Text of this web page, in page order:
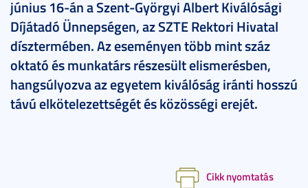
június 16-án a Szent-Györgyi Albert Kiválósági
Díjátadó Ünnepségen, az SZTE Rektori Hivatal
dísztermében. Az eseményen több mint száz
oktató és munkatárs részesült elismerésben,
hangsúlyozva az egyetem kiválóság iránti hosszú
távú elkötelezettségét és közösségi erejét.
Cikk nyomtatás